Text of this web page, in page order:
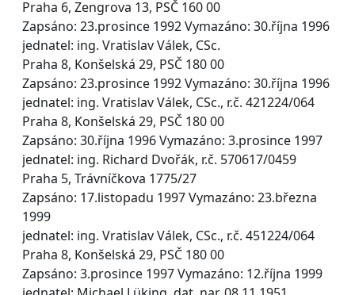
Praha 6, Zengrova 13, PSČ 160 00
Zapsáno: 23.prosince 1992 Vymazáno: 30.října 1996
jednatel: ing. Vratislav Válek, CSc.
Praha 8, Konšelská 29, PSČ 180 00
Zapsáno: 23.prosince 1992 Vymazáno: 30.října 1996
jednatel: ing. Vratislav Válek, CSc., r.č. 421224/064
Praha 8, Konšelská 29, PSČ 180 00
Zapsáno: 30.října 1996 Vymazáno: 3.prosince 1997
jednatel: ing. Richard Dvořák, r.č. 570617/0459
Praha 5, Trávníčkova 1775/27
Zapsáno: 17.listopadu 1997 Vymazáno: 23.března
1999
jednatel: ing. Vratislav Válek, CSc., r.č. 451224/064
Praha 8, Konšelská 29, PSČ 180 00
Zapsáno: 3.prosince 1997 Vymazáno: 12.října 1999